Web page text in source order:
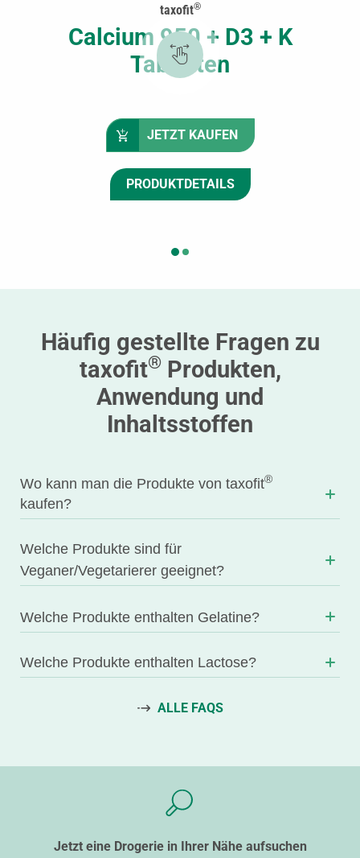
taxofit®
Calcium 950 + D3 + K
Tabletten
JETZT KAUFEN
PRODUKTDETAILS
Häufig gestellte Fragen zu
taxofit®Produkten,
Anwendung und
Inhaltsstoffen
Wo kann man die Produkte von taxofit®
kaufen?
Welche Produkte sind für
Veganer/Vegetarierer geeignet?
Welche Produkte enthalten Gelatine?
Welche Produkte enthalten Lactose?
ALLE FAQS
Jetzt eine Drogerie in Ihrer Nähe aufsuchen